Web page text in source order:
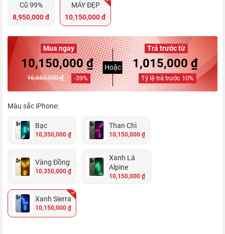
Cũ 99%
8,950,000 đ
MÁY ĐẸP
10,150,000 đ
Mua ngay
10,150,000 ₫
16,650,000 ₫ -39%
Hoặc
Trả trước từ
1,015,000 ₫
Tỷ lệ trả trước 10%
Màu sắc iPhone:
Bạc
10,350,000 ₫
Than Chì
10,150,000 ₫
Vàng Đồng
10,350,000 ₫
Xanh Lá
Alpine
10,150,000 ₫
Xanh Sierra
10,150,000 ₫